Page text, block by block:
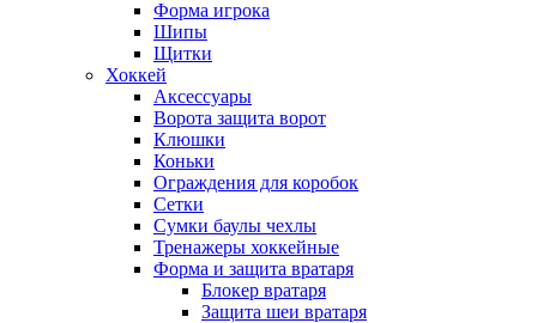
Форма игрока
Шипы
Щитки
Хоккей
Аксессуары
Ворота защита ворот
Клюшки
Коньки
Ограждения для коробок
Сетки
Сумки баулы чехлы
Тренажеры хоккейные
Форма и защита вратаря
Блокер вратаря
Защита шеи вратаря